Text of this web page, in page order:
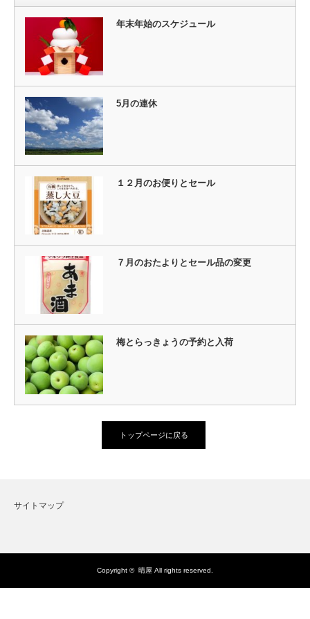
年末年始のスケジュール
5月の連休
１２月のお便りとセール
７月のおたよりとセール品の変更
梅とらっきょうの予約と入荷
トップページに戻る
サイトマップ
Copyright © 晴屋 All rights reserved.